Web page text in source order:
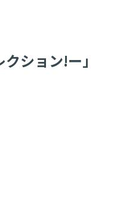
ション!ー」